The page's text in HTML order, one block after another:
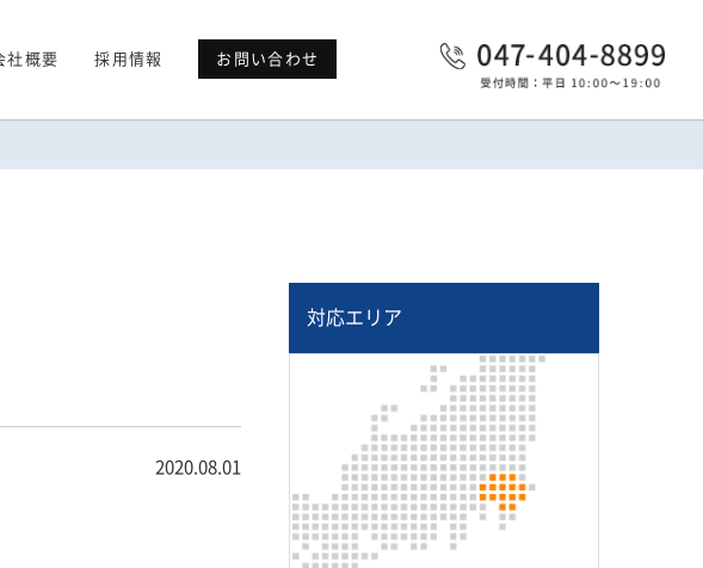
社概要 採用情報 お問い合わせ
2020.08.01
対応エリア